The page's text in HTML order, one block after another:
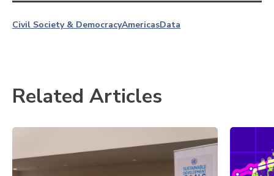
Civil Society & DemocracyAmericasData
Related Articles